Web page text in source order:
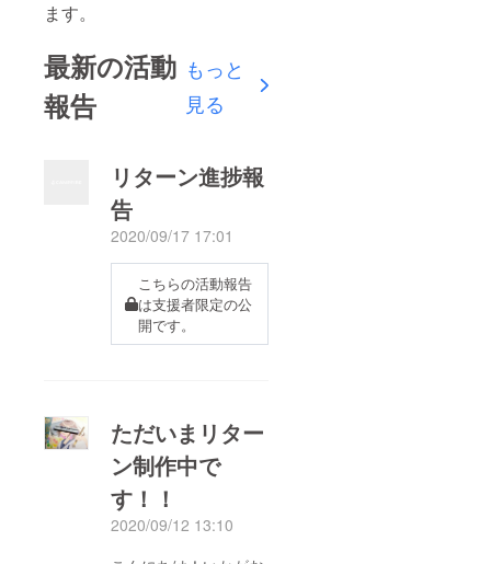
ます。
最新の活動
報告
もっと
見る
リターン進捗報
告
2020/09/17 17:01
こちらの活動報告
は支援者限定の公
開です。
ただいまリター
ン制作中で
す！！
2020/09/12 13:10